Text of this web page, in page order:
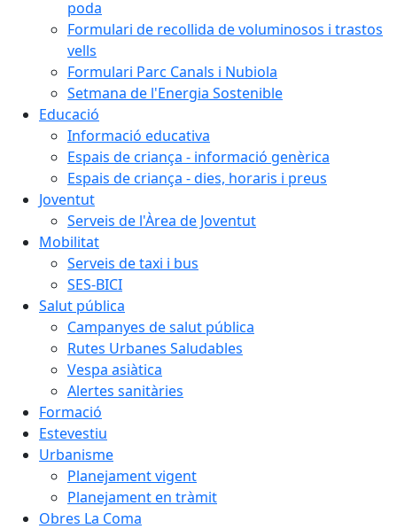
poda
Formulari de recollida de voluminosos i trastos
vells
Formulari Parc Canals i Nubiola
Setmana de l'Energia Sostenible
Educació
Informació educativa
Espais de criança - informació genèrica
Espais de criança - dies, horaris i preus
Joventut
Serveis de l'Àrea de Joventut
Mobilitat
Serveis de taxi i bus
SES-BICI
Salut pública
Campanyes de salut pública
Rutes Urbanes Saludables
Vespa asiàtica
Alertes sanitàries
Formació
Estevestiu
Urbanisme
Planejament vigent
Planejament en tràmit
Obres La Coma